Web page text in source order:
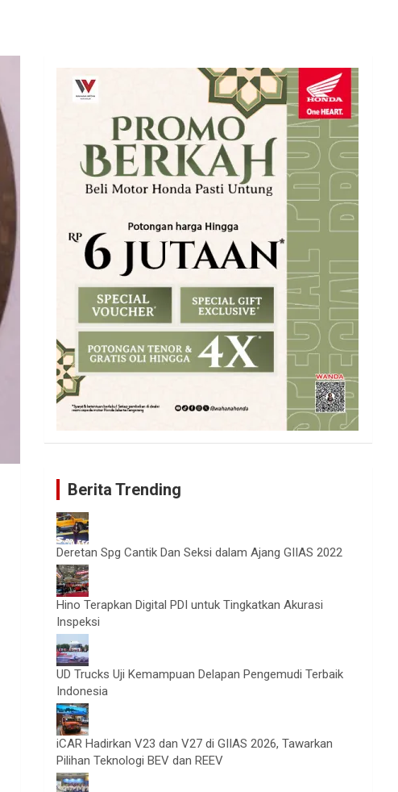
Berita Trending
Deretan Spg Cantik Dan Seksi dalam Ajang GIIAS 2022
Hino Terapkan Digital PDI untuk Tingkatkan Akurasi
Inspeksi
UD Trucks Uji Kemampuan Delapan Pengemudi Terbaik
Indonesia
iCAR Hadirkan V23 dan V27 di GIIAS 2026, Tawarkan
Pilihan Teknologi BEV dan REEV